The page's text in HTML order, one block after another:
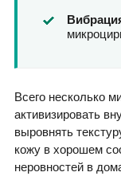
Всего несколько
активизировать
выровнять
кожу в хорошем
неровностей в